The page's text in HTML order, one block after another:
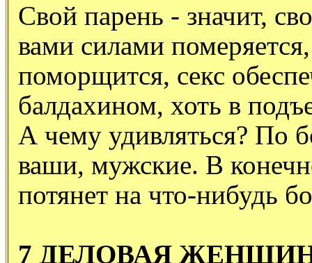
Свой парень - значит,
вами силами
поморщится, секс
балдахином, хоть в
А чему удивляться? По
ваши, мужские. В
потянет на что-нибудь
7 ДЕЛОВАЯ